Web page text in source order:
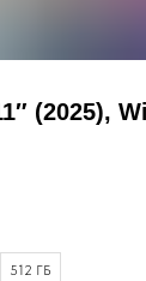
(2025),
512 ГБ